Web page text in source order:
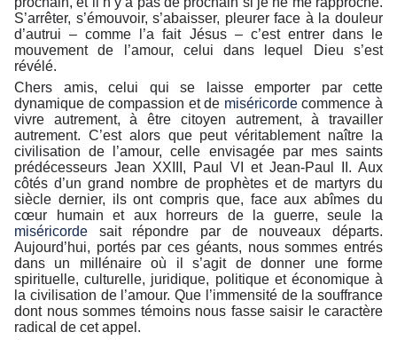
S’arrêter, s’émouvoir, s’abaisser, pleurer face à la douleur
d’autrui – comme l’a fait Jésus – c’est entrer dans le
mouvement de l’amour, celui dans lequel Dieu s’est
révélé.
Chers amis, celui qui se laisse emporter par cette
dynamique de compassion et de miséricordecommence à
vivre autrement, à être citoyen autrement, à travailler
autrement. C’est alors que peut véritablement naître la
civilisation de l’amour, celle envisagée par mes saints
prédécesseurs Jean XXIII, Paul VI et Jean-Paul II. Aux
côtés d’un grand nombre de prophètes et de martyrs du
siècle dernier, ils ont compris que, face aux abîmes du
cœur humain et aux horreurs de la guerre, seule la
miséricorde sait répondre par de nouveaux départs.
Aujourd’hui, portés par ces géants, nous sommes entrés
dans un millénaire où il s’agit de donner une forme
spirituelle, culturelle, juridique, politique et économique à
la civilisation de l’amour. Que l’immensité de la souffrance
dont nous sommes témoins nous fasse saisir le caractère
radical de cet appel.